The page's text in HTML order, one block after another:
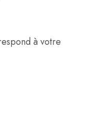
à votre